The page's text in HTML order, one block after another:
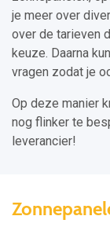
je meer over
over de tarieven
keuze. Daarna
vragen zodat je
Op deze manier
nog flinker te
leverancier!